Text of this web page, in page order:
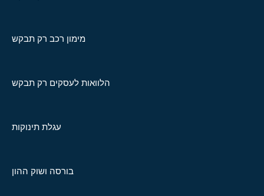
מימון רכב רק תבקש
הלוואות לעסקים רק תבקש
עגלת תינוקות
בורסה ושוק ההון